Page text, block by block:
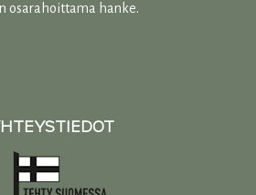
osarahoittama hanke.